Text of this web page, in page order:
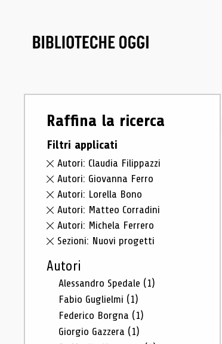
Raffina la ricerca
Filtri applicati
Autori: Claudia Filippazzi
Autori: Giovanna Ferro
Autori: Lorella Bono
Autori: Matteo Corradini
Autori: Michela Ferrero
Sezioni: Nuovi progetti
Autori
Alessandro Spedale (1)
Fabio Guglielmi (1)
Federico Borgna (1)
Giorgio Gazzera (1)